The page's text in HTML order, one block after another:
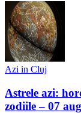
Azi in Cluj
Astrele azi:
zodiile – 07